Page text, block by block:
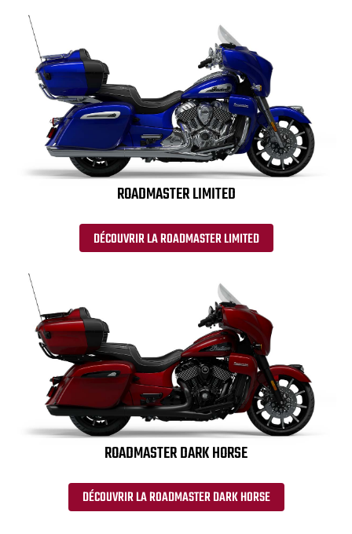
ROADMASTER LIMITED
DÉCOUVRIR LA ROADMASTER LIMITED
ROADMASTER DARK HORSE
DÉCOUVRIR LA ROADMASTER DARK HORSE